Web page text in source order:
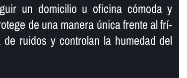
un domicilio u oficina cómoda y
de una manera única frente al frí­
ruidos y controlan la humedad del